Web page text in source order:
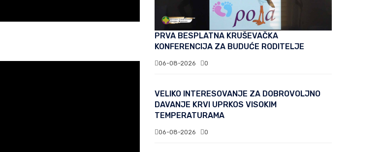
PRVA BESPLATNA KRUŠEVAČKA
KONFERENCIJA ZA BUDUĆE RODITELJE
06-08-2026 0
VELIKO INTERESOVANJE ZA DOBROVOLJNO
DAVANJE KRVI UPRKOS VISOKIM
TEMPERATURAMA
06-08-2026 0